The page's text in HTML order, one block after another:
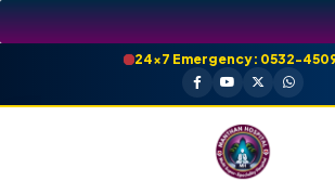
Skip
to
24×7 Emergency: 0532-